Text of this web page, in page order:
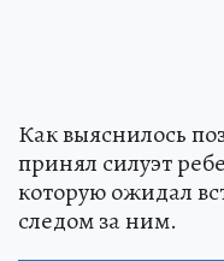
Как выяснилось
принял силуэт
которую ожидал
следом за ним.